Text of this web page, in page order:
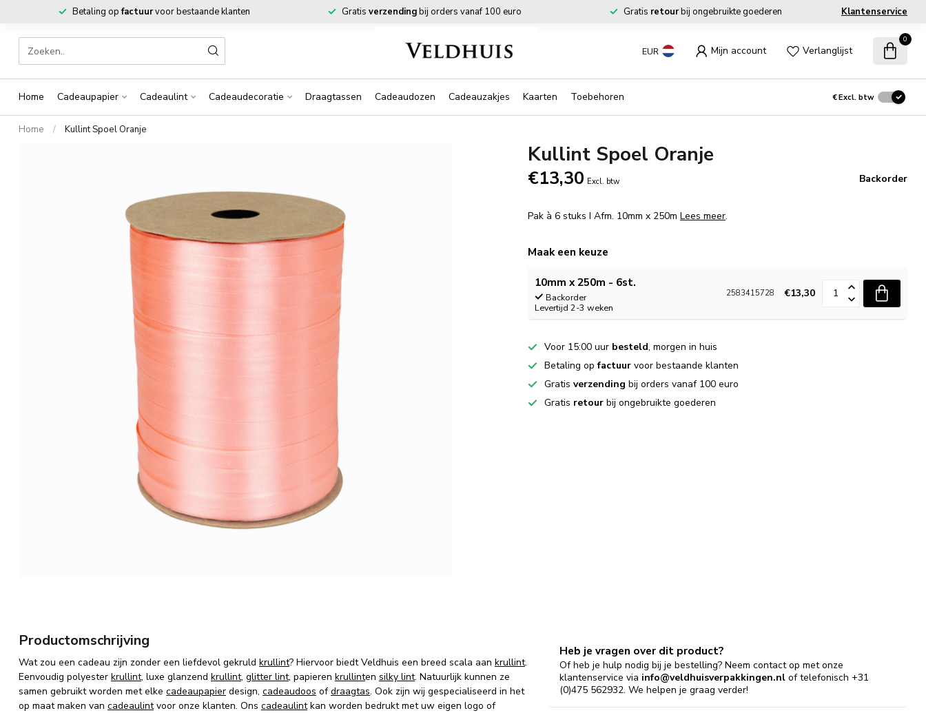
Betaling opfactuurvoor bestaande klanten Gratis verzendingbij orders vanaf 100 euro Gratis retourbij ongebruikte goederen Klantenservice
EUR Mijn account Verlanglijst
0
Home Cadeaupapier Cadeaulint Cadeaudecoratie Draagtassen Cadeaudozen Cadeauzakjes Kaarten Toebehoren €Excl. btw
Home / Kullint Spoel Oranje
Kullint Spoel Oranje
€13,30 Excl. btw Backorder
Pak à 6 stuks I Afm. 10mm x 250mLees meer.
Maak een keuze
10mm x 250m - 6st.
Backorder
Levertijd 2-3 weken
2583415728 €13,30
Voor 15:00 uur besteld, morgen in huis
Betaling opfactuur voor bestaande klanten
Gratisverzending bij orders vanaf 100 euro
Gratis retour bij ongebruikte goederen
Productomschrijving
Wat zou een cadeau zijn zonder een liefdevol gekruld krullint? Hiervoor biedt Veldhuis een breed scala aan krullint.
Eenvoudig polyester krullint, luxe glanzend krullint, glitter lint, papieren krullinten silky lint. Natuurlijk kunnen ze
samen gebruikt worden met elke cadeaupapier design, cadeaudoos ofdraagtas. Ook zijn wij gespecialiseerd in het
op maat maken van cadeaulintvoor onze klanten. Ons cadeaulintkan worden bedrukt met uw eigen logo of
Heb je vragen over dit product?
Of heb je hulp nodig bij je bestelling? Neem contact op met onze
klantenservice via info@veldhuisverpakkingen.nl of telefonisch +31
(0)475 562932. We helpen je graag verder!